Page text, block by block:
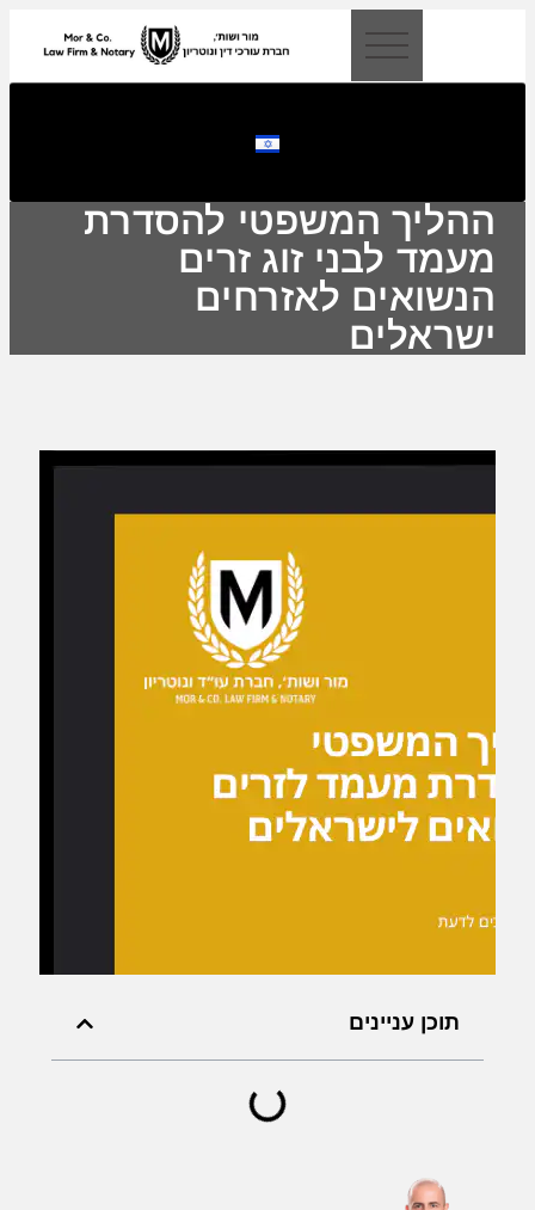
ההליך המשפטי להסדרת
מעמד לבני זוג זרים
הנשואים לאזרחים
ישראלים
תוכן עניינים